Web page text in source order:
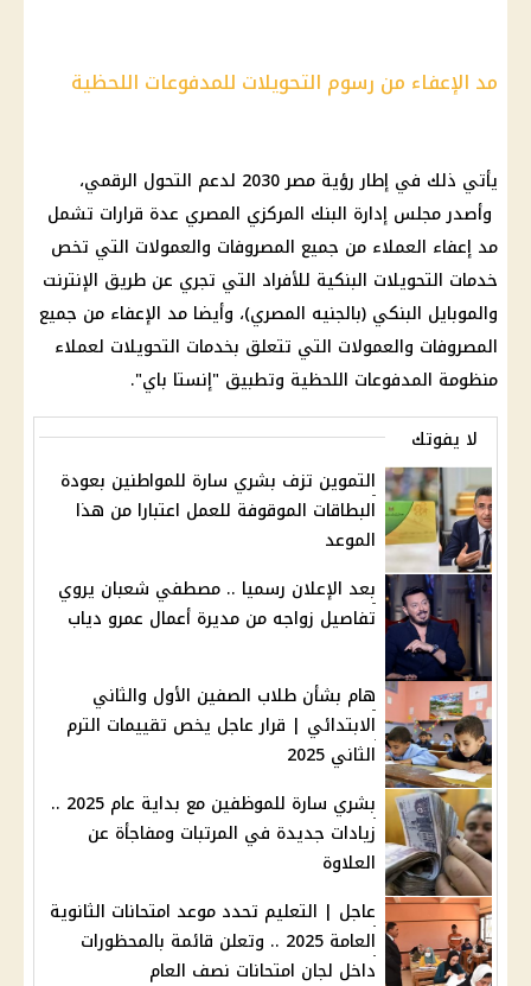
مد الإعفاء من رسوم التحويلات للمدفوعات اللحظية
يأتي ذلك في إطار رؤية مصر 2030 لدعم التحول الرقمي،
وأصدر مجلس إدارة البنك المركزي المصري عدة قرارات تشمل
مد إعفاء العملاء من جميع المصروفات والعمولات التي تخص
خدمات التحويلات البنكية للأفراد التي تجري عن طريق الإنترنت
والموبايل البنكي (بالجنيه المصري)، وأيضا مد الإعفاء من جميع
المصروفات والعمولات التي تتعلق بخدمات التحويلات لعملاء
منظومة المدفوعات اللحظية وتطبيق "إنستا باي".
لا يفوتك
التموين تزف بشري سارة للمواطنين بعودة
البطاقات الموقوفة للعمل اعتبارا من هذا
الموعد
بعد الإعلان رسميا .. مصطفي شعبان يروي
تفاصيل زواجه من مديرة أعمال عمرو دياب
هام بشأن طلاب الصفين الأول والثاني
الابتدائي | قرار عاجل يخص تقييمات الترم
الثاني 2025
بشري سارة للموظفين مع بداية عام 2025 ..
زيادات جديدة في المرتبات ومفاجأة عن
العلاوة
عاجل | التعليم تحدد موعد امتحانات الثانوية
العامة 2025 .. وتعلن قائمة بالمحظورات
داخل لجان امتحانات نصف العام